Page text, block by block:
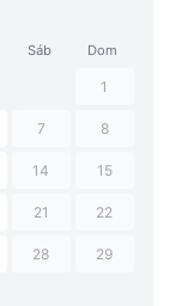
Sáb Dom
1
7 8
14 15
21 22
28 29